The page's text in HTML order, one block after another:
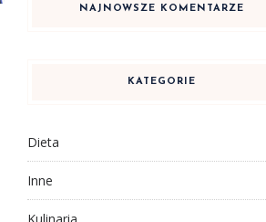
NAJNOWSZE KOMENTARZE
KATEGORIE
Dieta
Inne